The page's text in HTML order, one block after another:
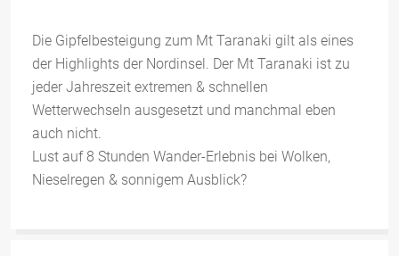
Die Gipfelbesteigung zum Mt Taranaki gilt als eines
der Highlights der Nordinsel. Der Mt Taranaki ist zu
jeder Jahreszeit extremen & schnellen
Wetterwechseln ausgesetzt und manchmal eben
auch nicht.
Lust auf 8 Stunden Wander-Erlebnis bei Wolken,
Nieselregen & sonnigem Ausblick?